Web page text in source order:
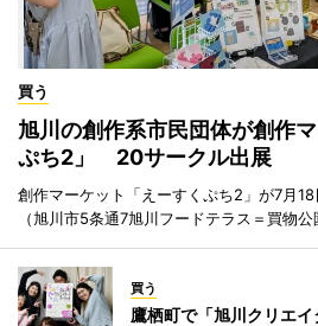
買う
旭川の創作系市民団体が創作
ぷち2」 20サークル出展
創作マーケット「えーすくぷち2」が7月18
（旭川市5条通7旭川フードテラス＝買物公
買う
鷹栖町で「旭川クリエ